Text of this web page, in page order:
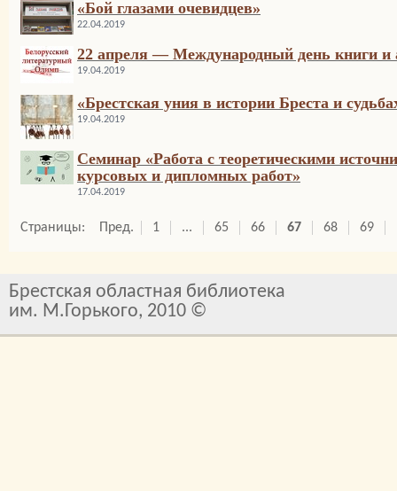
«Бой глазами очевидцев»
22.04.2019
22 апреля — Международный день книги и
19.04.2019
«Брестская уния в истории Бреста и
19.04.2019
Семинар «Работа с теоретическими
курсовых и дипломных работ»
17.04.2019
Страницы: Пред. 1 ... 65 66 67 68 69
Брестская областная библиотека
им. М.Горького, 2010 ©